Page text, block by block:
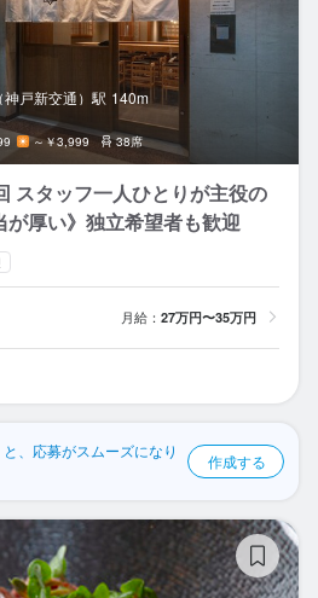
定
戸新交通） 駅 140m
～￥3,999 38席
スタッフ一人ひとりが主役の
厚い》独立希望者も歓迎
月給： 27万円〜35万円
、応募がスムーズになり
作成する